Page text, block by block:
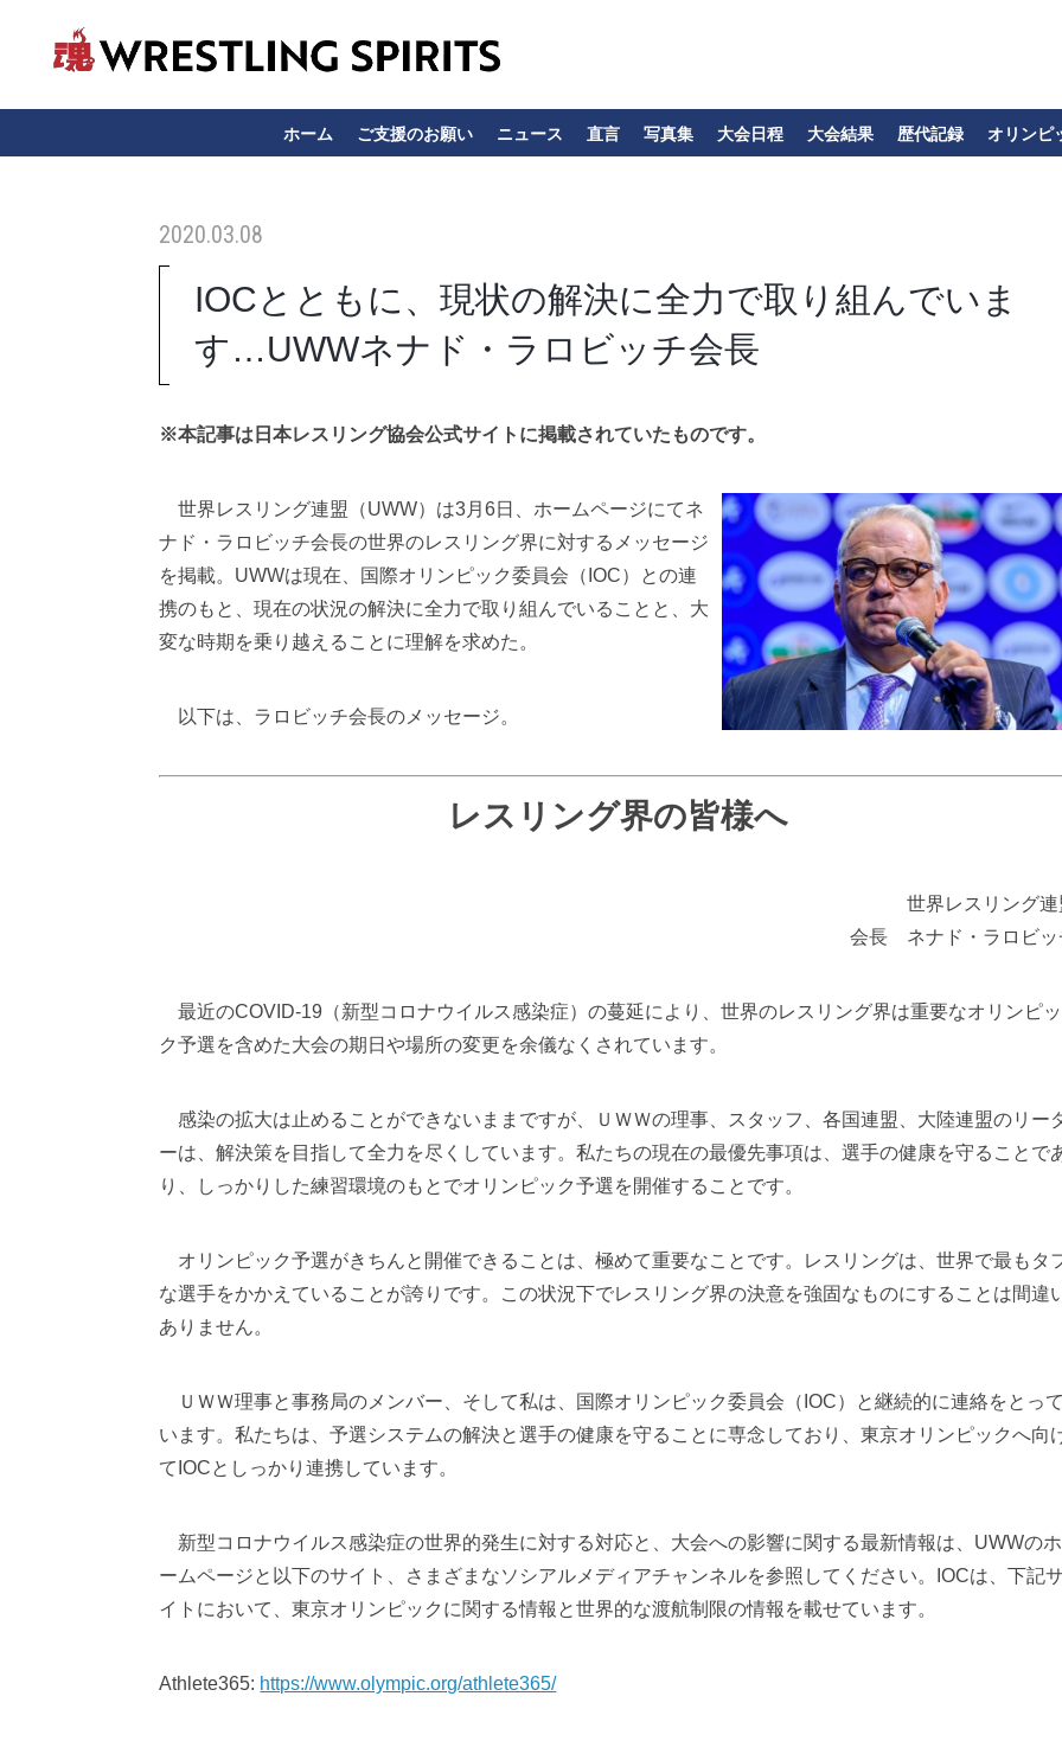
ホーム ご支援のお願い ニュース 直言 写真集 大会日程 大会結果 歴代記録 オリンピ
2020.03.08
IOCとともに、現状の解決に全力で取り組んでいま
す…UWWネナド・ラロビッチ会長
※本記事は日本レスリング協会公式サイトに掲載されていたものです。
世界レスリング連盟（UWW）は3月6日、ホームページにてネ
ナド・ラロビッチ会長の世界のレスリング界に対するメッセージ
を掲載。UWWは現在、国際オリンピック委員会（IOC）との連
携のもと、現在の状況の解決に全力で取り組んでいることと、大
変な時期を乗り越えることに理解を求めた。
以下は、ラロビッチ会長のメッセージ。
レスリング界の皆様へ
世界レスリング連
会長 ネナド・ラロビッ
最近のCOVID-19（新型コロナウイルス感染症）の蔓延により、世界のレスリング界は重要なオリンピッ
ク予選を含めた大会の期日や場所の変更を余儀なくされています。
感染の拡大は止めることができないままですが、ＵＷＷの理事、スタッフ、各国連盟、大陸連盟のリー
ーは、解決策を目指して全力を尽くしています。私たちの現在の最優先事項は、選手の健康を守ることで
り、しっかりした練習環境のもとでオリンピック予選を開催することです。
オリンピック予選がきちんと開催できることは、極めて重要なことです。レスリングは、世界で最もタ
な選手をかかえていることが誇りです。この状況下でレスリング界の決意を強固なものにすることは間違
ありません。
ＵＷＷ理事と事務局のメンバー、そして私は、国際オリンピック委員会（IOC）と継続的に連絡をとっ
います。私たちは、予選システムの解決と選手の健康を守ることに専念しており、東京オリンピックへ向
てIOCとしっかり連携しています。
新型コロナウイルス感染症の世界的発生に対する対応と、大会への影響に関する最新情報は、UWWのホ
ームページと以下のサイト、さまざまなソシアルメディアチャンネルを参照してください。IOCは、下記
イトにおいて、東京オリンピックに関する情報と世界的な渡航制限の情報を載せています。
Athlete365: https://www.olympic.org/athlete365/